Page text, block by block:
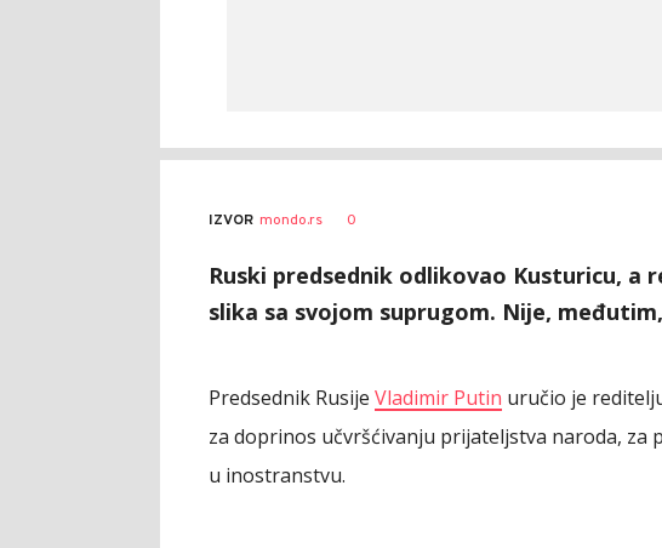
IZVOR mondo.rs 0
Ruski predsednik odlikovao Kusturicu,
slika sa svojom suprugom. Nije,
Predsednik Rusije Vladimir Putin uručio je
za doprinos učvršćivanju prijateljstva naroda,
u inostranstvu.